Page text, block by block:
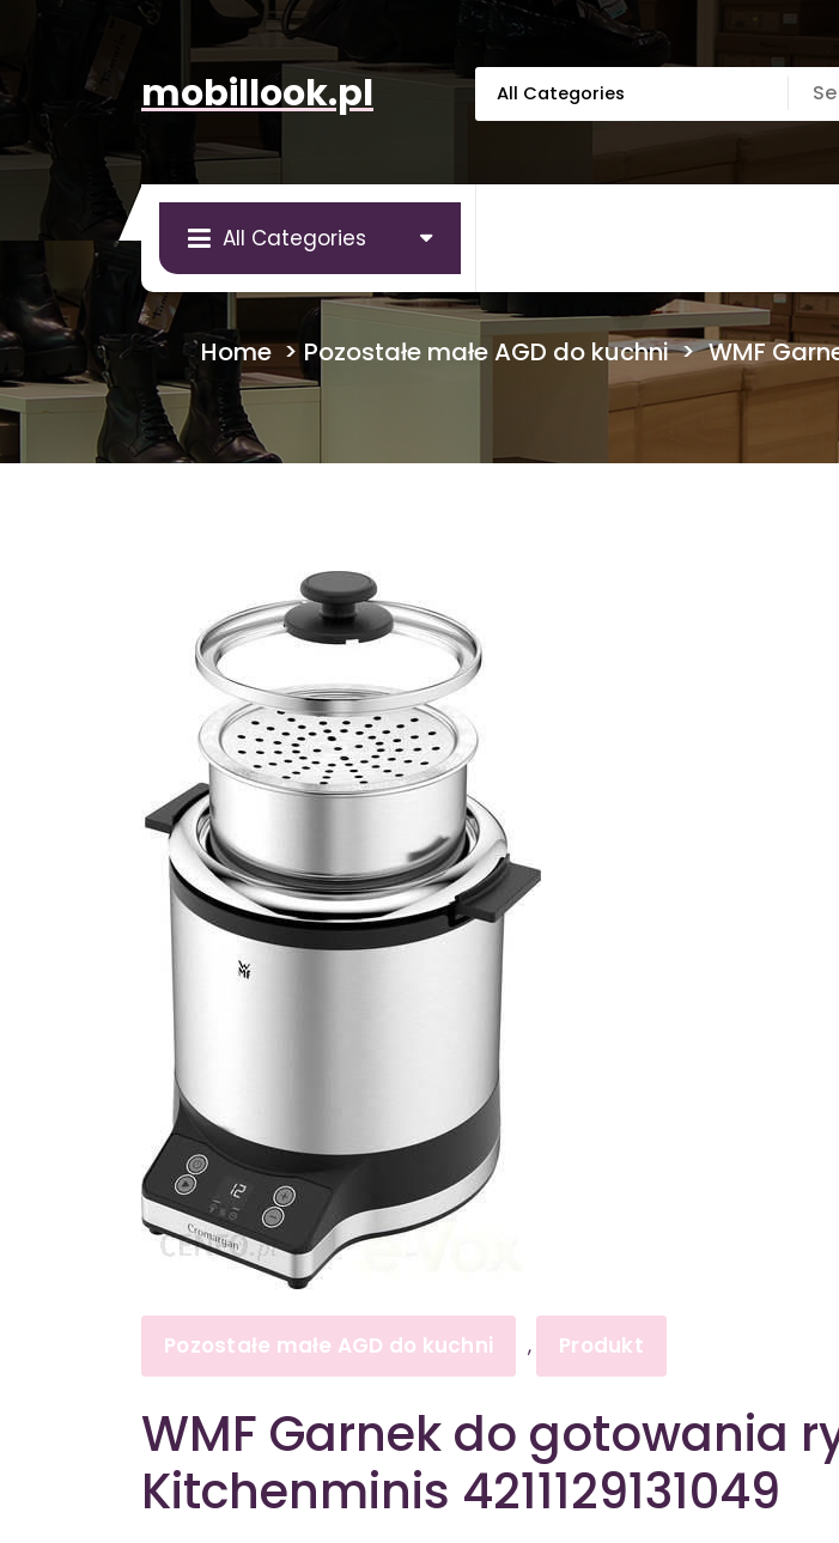
mobillook.pl
All Categories
Home>Pozostałe małe AGD do kuchni> WMF
Pozostałe małe AGD do kuchni , Produkt
WMF Garnek do gotowania
Kitchenminis 4211129131049